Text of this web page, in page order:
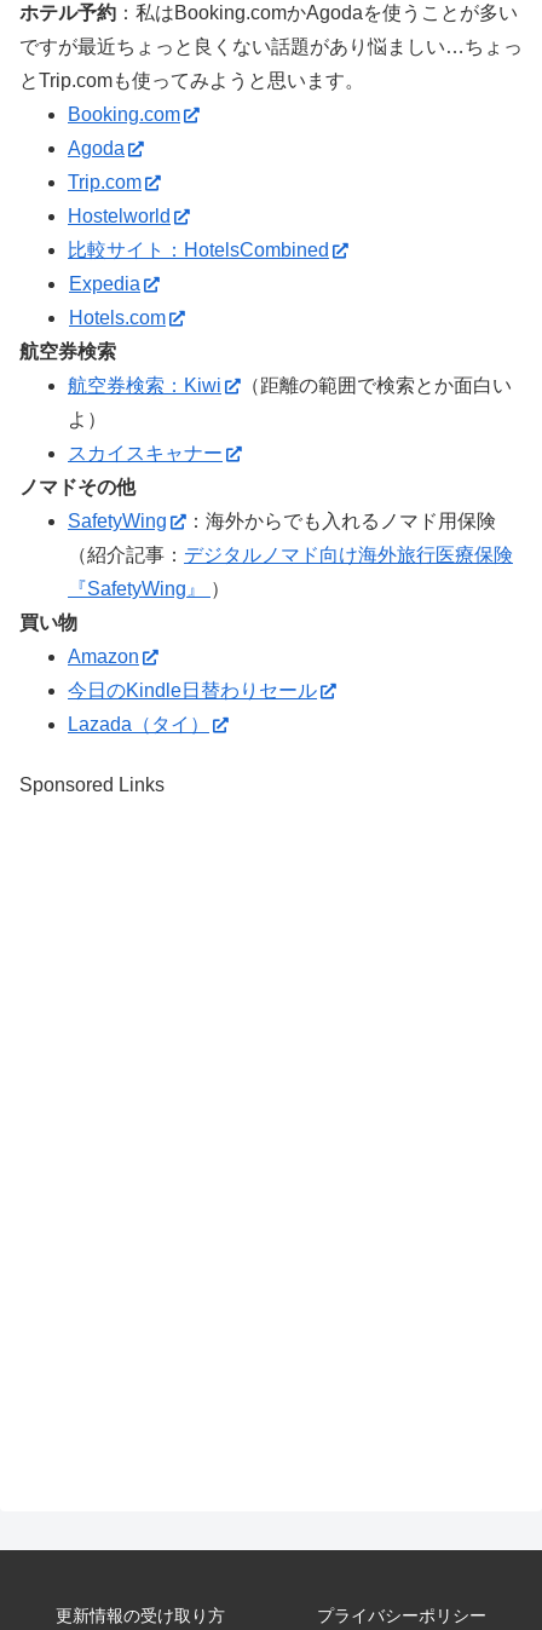
ホテル予約 ：私はBooking.comかAgodaを使うことが多い
ですが最近ちょっと良くない話題があり悩ましい…ちょっ
とTrip.comも使ってみようと思います。
Booking.com
Agoda
Trip.com
Hostelworld
比較サイト：HotelsCombined
Expedia
Hotels.com
航空券検索
航空券検索：Kiwi
（距離の範囲で検索とか面白い
よ）
スカイスキャナー
ノマドその他
SafetyWing
：海外からでも入れるノマド用保険
（紹介記事： デジタルノマド向け海外旅行医療保険
『SafetyWing』
）
買い物
Amazon
今日のKindle日替わりセール
Lazada（タイ）
Sponsored Links
更新情報の受け取り方 プライバシーポリシー